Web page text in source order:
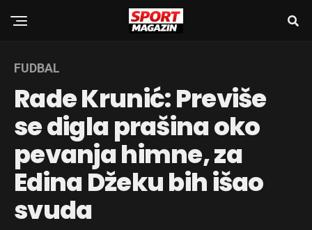
FUDBAL
Rade Krunić: Previše
se digla prašina oko
pevanja himne, za
Edina Džeku bih išao
svuda